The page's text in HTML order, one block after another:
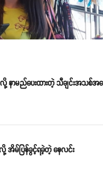
နာမည်ပေးထားတဲ့ သီချင်းအသစ်အက
အိမ်ပြန်ခွင့်ရခဲ့တဲ့ နေလင်း